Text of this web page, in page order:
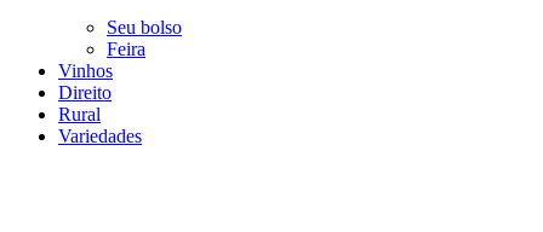
Seu bolso
Feira
Vinhos
Direito
Rural
Variedades